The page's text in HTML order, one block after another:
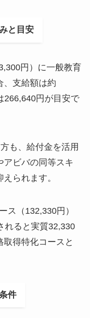
と目安
円）に一般教育
、支給額は約
266,640円が目安で
も、給付金を活用
アビバの同等スキ
られます。
ス（132,330円）
れると実質32,330
取得特化コースと
件